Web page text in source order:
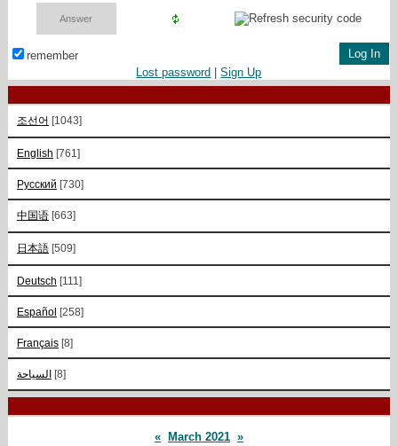
remember
Lost password |Sign Up
조선어 [1043]
English [761]
Русский [730]
中国语 [663]
日本語 [509]
Deutsch [111]
Español [258]
Français [8]
السياحة [8]
« March 2021 »